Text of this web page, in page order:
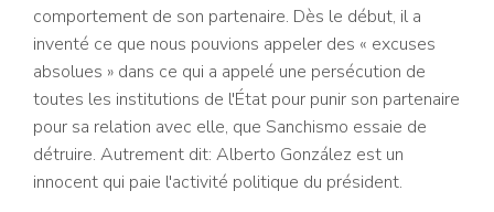
comportement de son partenaire. Dès le début, il a
inventé ce que nous pouvions appeler des « excuses
absolues » dans ce qui a appelé une persécution de
toutes les institutions de l'État pour punir son partenaire
pour sa relation avec elle, que Sanchismo essaie de
détruire. Autrement dit: Alberto González est un
innocent qui paie l'activité politique du président.